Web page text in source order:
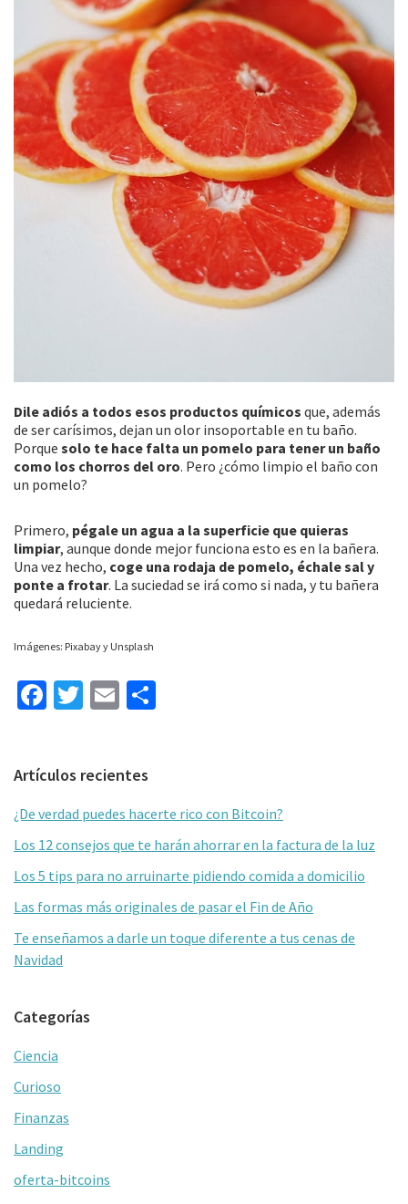
Dile adiós a todos esos productos químicos que, además
de ser carísimos, dejan un olor insoportable en tu baño.
Porque solo te hace falta un pomelo para tener un baño
como los chorros del oro. Pero ¿cómo limpio el baño con
un pomelo?
Primero, pégale un agua a la superficie que quieras
limpiar, aunque donde mejor funciona esto es en la bañera.
Una vez hecho, coge una rodaja de pomelo, échale sal y
ponte a frotar. La suciedad se irá como si nada, y tu bañera
quedará reluciente.
Imágenes: Pixabay y Unsplash
Fa
o
o
k
T
er
E
l
ar
tir
Barra
lateral
primaria
Artículos recientes
¿De verdad puedes hacerte rico con Bitcoin?
Los 12 consejos que te harán ahorrar en la factura de la luz
Los 5 tips para no arruinarte pidiendo comida a domicilio
Las formas más originales de pasar el Fin de Año
Te enseñamos a darle un toque diferente a tus cenas de
Navidad
Categorías
Ciencia
Curioso
Finanzas
Landing
oferta-bitcoins